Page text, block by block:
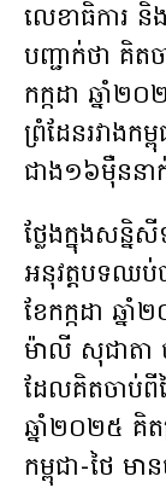
លេខាធិការ និ
បញ្ជាក់ថា គិត
កក្កដា ឆ្នាំ
ព្រំដែនរវាងក
ជាង១៦ម៉ឺននា
ថ្លែងក្នុងសន្
អនុវត្ដបទឈប់ប
ខែកក្កដា ឆ្
ម៉ាលី សុជាតា
ដែលគិតចាប់ពី
ឆ្នាំ២០២៥ គិត
កម្ពុជា-ថៃ ម